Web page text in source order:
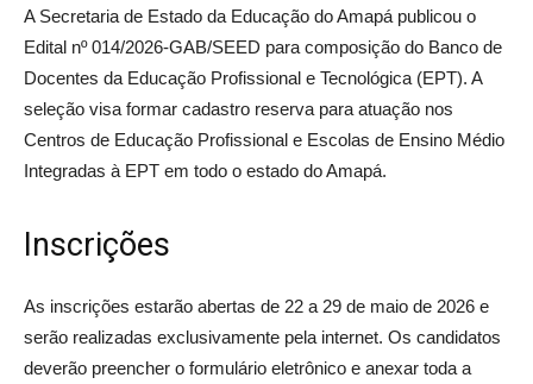
A Secretaria de Estado da Educação do Amapá publicou o
Edital nº 014/2026-GAB/SEED para composição do Banco de
Docentes da Educação Profissional e Tecnológica (EPT). A
seleção visa formar cadastro reserva para atuação nos
Centros de Educação Profissional e Escolas de Ensino Médio
Integradas à EPT em todo o estado do Amapá.
Inscrições
As inscrições estarão abertas de 22 a 29 de maio de 2026 e
serão realizadas exclusivamente pela internet. Os candidatos
deverão preencher o formulário eletrônico e anexar toda a